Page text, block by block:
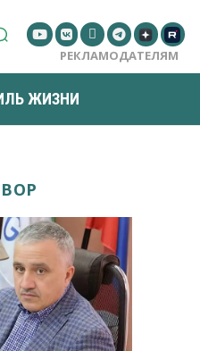
РЕКЛАМОДАТЕЛЯМ
ЖИЗНИ